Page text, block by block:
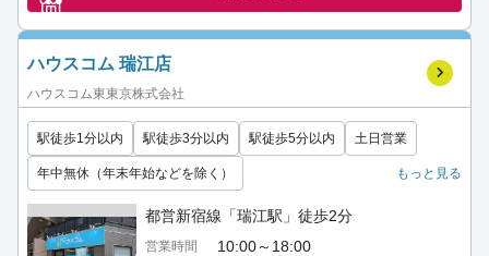
ハウスコム 瑞江店
ハウスコム東東京株式会社
駅徒歩1分以内 駅徒歩3分以内 駅徒歩5分以内 土日営業
年中無休（年末年始などを除く） もっと見る
都営新宿線「瑞江駅」徒歩2分
営業時間 10:00～18:00